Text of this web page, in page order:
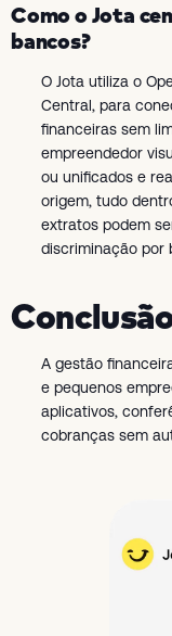
Como o Jota
bancos?
O Jota utiliza o
Central, para
financeiras sem
empreendedor
ou unificados e
origem, tudo
extratos podem
discriminação por
A gestão
e pequenos
aplicativos,
cobranças sem